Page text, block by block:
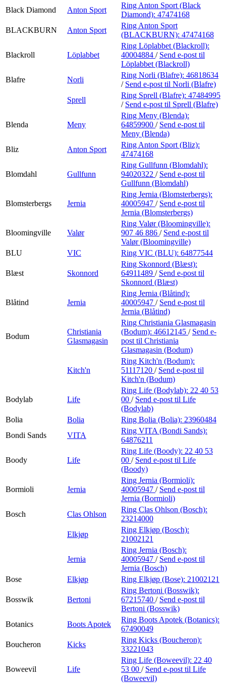
Black Diamond
Anton Sport
Ring Anton Sport (Black
Diamond): 47474168
BLACKBURN
Anton Sport
Ring Anton Sport
(BLACKBURN): 47474168
Blackroll Löplabbet
Ring Löplabbet (Blackroll):
40004884 / Send e-post til
Löplabbet (Blackroll)
Blafre
Norli
Ring Norli (Blafre): 46818634
/ Send e-post til Norli (Blafre)
Sprell
Ring Sprell (Blafre): 47484995
/ Send e-post til Sprell (Blafre)
Blenda Meny
Ring Meny (Blenda):
64859900 / Send e-post til
Meny (Blenda)
Bliz
Anton Sport
Ring Anton Sport (Bliz):
47474168
Blomdahl Gullfunn
Ring Gullfunn (Blomdahl):
94020322 / Send e-post til
Gullfunn (Blomdahl)
Blomsterbergs Jernia
Ring Jernia (Blomsterbergs):
40005947 / Send e-post til
Jernia (Blomsterbergs)
Bloomingville Valør
Ring Valør (Bloomingville):
907 46 886 / Send e-post til
Valør (Bloomingville)
BLU
VIC Ring VIC (BLU): 64877544
Blæst Skonnord
Ring Skonnord (Blæst):
64911489 / Send e-post til
Skonnord (Blæst)
Blåtind Jernia
Ring Jernia (Blåtind):
40005947 / Send e-post til
Jernia (Blåtind)
Bodum
Christiania
Glasmagasin
Ring Christiania Glasmagasin
(Bodum): 46612145 / Send e-
post til Christiania
Glasmagasin (Bodum)
Kitch'n
Ring Kitch'n (Bodum):
51117120 / Send e-post til
Kitch'n (Bodum)
Bodylab Life
Ring Life (Bodylab): 22 40 53
00 / Send e-post til Life
(Bodylab)
Bolia
Bolia Ring Bolia (Bolia): 23960484
Bondi Sands
VITA
Ring VITA (Bondi Sands):
64876211
Boody Life
Ring Life (Boody): 22 40 53
00 / Send e-post til Life
(Boody)
Bormioli Jernia
Ring Jernia (Bormioli):
40005947 / Send e-post til
Jernia (Bormioli)
Bosch
Clas Ohlson
Ring Clas Ohlson (Bosch):
23214000
Elkjøp
Ring Elkjøp (Bosch):
21002121
Jernia
Ring Jernia (Bosch):
40005947 / Send e-post til
Jernia (Bosch)
Bose
Elkjøp Ring Elkjøp (Bose): 21002121
Bosswik Bertoni
Ring Bertoni (Bosswik):
67215740 / Send e-post til
Bertoni (Bosswik)
Botanics
Boots Apotek
Ring Boots Apotek (Botanics):
67490049
Boucheron
Kicks
Ring Kicks (Boucheron):
33221043
Boweevil Life
Ring Life (Boweevil): 22 40
53 00 / Send e-post til Life
(Boweevil)